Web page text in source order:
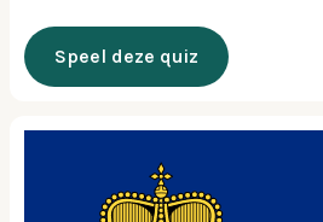
Speel deze quiz